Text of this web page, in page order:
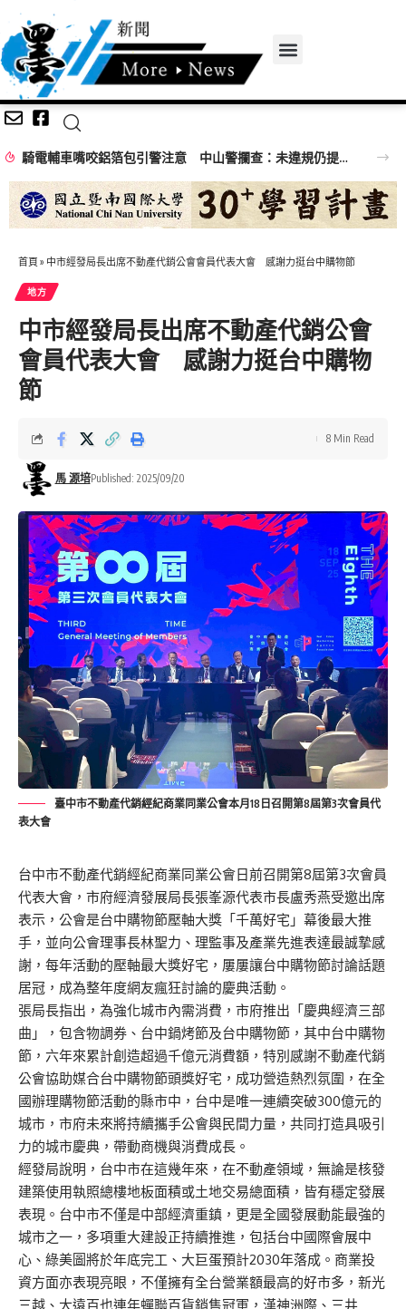
騎電輔車嘴咬鋁箔包引警注意 中山警攔查：未違規仍提醒專心騎乘
首頁 » 中市經發局長出席不動產代銷公會會員代表大會 感謝力挺台中購物節
地方
中市經發局長出席不動產代銷公會
會員代表大會 感謝力挺台中購物
節
馬 源培Published: 2025/09/20
8 Min Read
臺中市不動產代銷經紀商業同業公會本月18日召開第8屆第3次會員代
表大會
台中市不動產代銷經紀商業同業公會日前召開第8屆第3次會員
代表大會，市府經濟發展局長張峯源代表市長盧秀燕受邀出席
表示，公會是台中購物節壓軸大獎「千萬好宅」幕後最大推
手，並向公會理事長林聖力、理監事及產業先進表達最誠摯感
謝，每年活動的壓軸最大獎好宅，屢屢讓台中購物節討論話題
居冠，成為整年度網友瘋狂討論的慶典活動。
張局長指出，為強化城市內需消費，市府推出「慶典經濟三部
曲」，包含物調券、台中鍋烤節及台中購物節，其中台中購物
節，六年來累計創造超過千億元消費額，特別感謝不動產代銷
公會協助媒合台中購物節頭獎好宅，成功營造熱烈氛圍，在全
國辦理購物節活動的縣市中，台中是唯一連續突破300億元的
城市，市府未來將持續攜手公會與民間力量，共同打造具吸引
力的城市慶典，帶動商機與消費成長。
經發局說明，台中市在這幾年來，在不動產領域，無論是核發
建築使用執照總樓地板面積或土地交易總面積，皆有穩定發展
表現。台中市不僅是中部經濟重鎮，更是全國發展動能最強的
城市之一，多項重大建設正持續推進，包括台中國際會展中
心、綠美圖將於年底完工、大巨蛋預計2030年落成。商業投
資方面亦表現亮眼，不僅擁有全台營業額最高的好市多，新光
三越、大遠百也連年蟬聯百貨銷售冠軍，漢神洲際、三井